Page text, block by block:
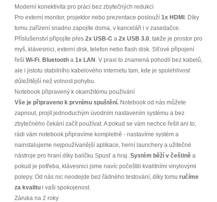
Moderní konektivita pro práci bez zbytečných redukcí
Pro externí monitor, projektor nebo prezentace poslouží 1x HDMI . Díky
tomu zařízení snadno zapojíte doma, v kanceláři i v zasedačce.
Příslušenství připojíte přes 2x USB-C a 2x USB 3.0, takže je prostor pro
myš, klávesnici, externí disk, telefon nebo flash disk. Síťové připojení
řeší Wi-Fi, Bluetooth a 1x LAN . V praxi to znamená pohodlí bez kabelů,
ale i jistotu stabilního kabelového internetu tam, kde je spolehlivost
důležitější než volnost pohybu.
Notebook připravený k okamžitému používání
Vše je připraveno k prvnímu spuštění. Notebook od nás můžete
zapnout, projít jednoduchým úvodním nastavením systému a bez
zbytečného čekání začít používat. A pokud se vám nechce řešit ani to,
rádi vám notebook připravíme kompletně - nastavíme systém a
nainstalujeme nejpoužívanější aplikace, herní launchery a užitečné
nástroje pro hraní díky balíčku Spusť a hraj. Systém běží v češtině a
pokud je potřeba, klávesnici jsme navíc počeštili kvalitními vinylovými
polepy. Od nás nic neodejde bez řádného testování, díky tomu ručíme
za kvalitu i vaši spokojenost.
Záruka na 2 roky